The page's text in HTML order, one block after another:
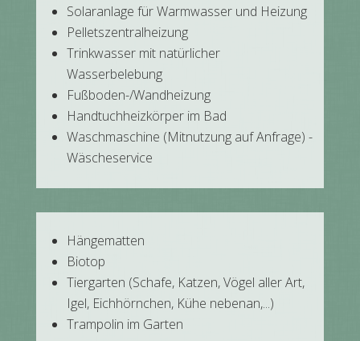
Solaranlage für Warmwasser und Heizung
Pelletszentralheizung
Trinkwasser mit natürlicher
Wasserbelebung
Fußboden-/Wandheizung
Handtuchheizkörper im Bad
Waschmaschine (Mitnutzung auf Anfrage) -
Wäscheservice
Hängematten
Biotop
Tiergarten (Schafe, Katzen, Vögel aller Art,
Igel, Eichhörnchen, Kühe nebenan,...)
Trampolin im Garten